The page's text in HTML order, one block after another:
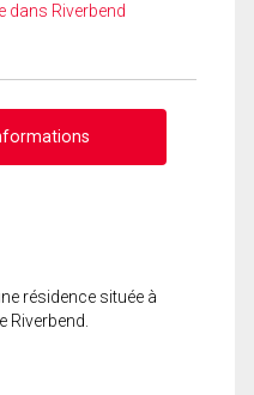
dans Riverbend
résidence située à
Riverbend.